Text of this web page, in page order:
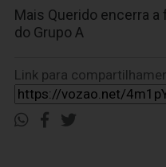
Mais Querido encerra
do Grupo A
Link para